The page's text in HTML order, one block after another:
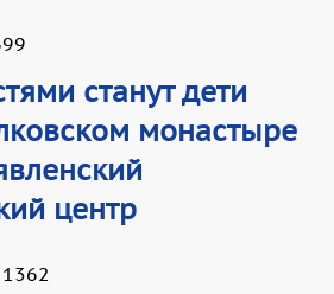
станут дети
монастыре
центр
1362